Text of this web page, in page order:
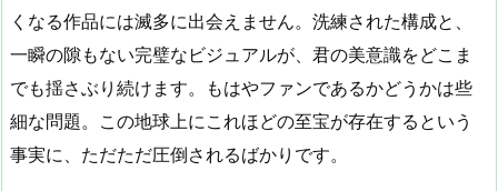
くなる作品には滅多に出会えません。洗練された構成と、
一瞬の隙もない完璧なビジュアルが、君の美意識をどこま
でも揺さぶり続けます。もはやファンであるかどうかは些
細な問題。この地球上にこれほどの至宝が存在するという
事実に、ただただ圧倒されるばかりです。